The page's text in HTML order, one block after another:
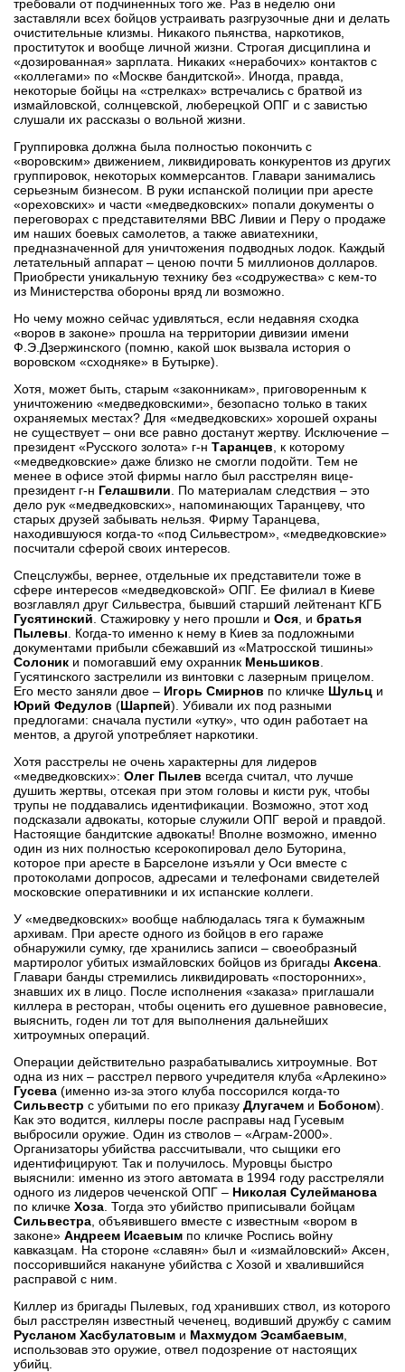
требовали от подчиненных того же. Раз в неделю они
заставляли всех бойцов устраивать разгрузочные дни и делать
очистительные клизмы. Никакого пьянства, наркотиков,
проституток и вообще личной жизни. Строгая дисциплина и
«дозированная» зарплата. Никаких «нерабочих» контактов с
«коллегами» по «Москве бандитской». Иногда, правда,
некоторые бойцы на «стрелках» встречались с братвой из
измайловской, солнцевской, люберецкой ОПГ и с завистью
слушали их рассказы о вольной жизни.
Группировка должна была полностью покончить с
«воровским» движением, ликвидировать конкурентов из других
группировок, некоторых коммерсантов. Главари занимались
серьезным бизнесом. В руки испанской полиции при аресте
«ореховских» и части «медведковских» попали документы о
переговорах с представителями ВВС Ливии и Перу о продаже
им наших боевых самолетов, а также авиатехники,
предназначенной для уничтожения подводных лодок. Каждый
летательный аппарат – ценою почти 5 миллионов долларов.
Приобрести уникальную технику без «содружества» с кем-то
из Министерства обороны вряд ли возможно.
Но чему можно сейчас удивляться, если недавняя сходка
«воров в законе» прошла на территории дивизии имени
Ф.Э.Дзержинского (помню, какой шок вызвала история о
воровском «сходняке» в Бутырке).
Хотя, может быть, старым «законникам», приговоренным к
уничтожению «медведковскими», безопасно только в таких
охраняемых местах? Для «медведковских» хорошей охраны
не существует – они все равно достанут жертву. Исключение –
президент «Русского золота» г-н Таранцев , к которому
«медведковские» даже близко не смогли подойти. Тем не
менее в офисе этой фирмы нагло был расстрелян вице-
президент г-н Гелашвили . По материалам следствия – это
дело рук «медведковских», напоминающих Таранцеву, что
старых друзей забывать нельзя. Фирму Таранцева,
находившуюся когда-то «под Сильвестром», «медведковские»
посчитали сферой своих интересов.
Спецслужбы, вернее, отдельные их представители тоже в
сфере интересов «медведковской» ОПГ. Ее филиал в Киеве
возглавлял друг Сильвестра, бывший старший лейтенант КГБ
Гусятинский . Стажировку у него прошли и Ося , и братья
Пылевы . Когда-то именно к нему в Киев за подложными
документами прибыли сбежавший из «Матросской тишины»
Солоник и помогавший ему охранник Меньшиков
Гусятинского застрелили из винтовки с лазерным прицелом.
Его место заняли двое – Игорь Смирнов по кличке Шульц и
Юрий Федулов (Шарпей). Убивали их под разными
предлогами: сначала пустили «утку», что один работает на
ментов, а другой употребляет наркотики.
Хотя расстрелы не очень характерны для лидеров
«медведковских»: Олег Пылев всегда считал, что лучше
душить жертвы, отсекая при этом головы и кисти рук, чтобы
трупы не поддавались идентификации. Возможно, этот ход
подсказали адвокаты, которые служили ОПГ верой и правдой.
Настоящие бандитские адвокаты! Вполне возможно, именно
один из них полностью ксерокопировал дело Буторина,
которое при аресте в Барселоне изъяли у Оси вместе с
протоколами допросов, адресами и телефонами свидетелей
московские оперативники и их испанские коллеги.
У «медведковских» вообще наблюдалась тяга к бумажным
архивам. При аресте одного из бойцов в его гараже
обнаружили сумку, где хранились записи – своеобразный
мартиролог убитых измайловских бойцов из бригады Аксена
Главари банды стремились ликвидировать «посторонних»,
знавших их в лицо. После исполнения «заказа» приглашали
киллера в ресторан, чтобы оценить его душевное равновесие,
выяснить, годен ли тот для выполнения дальнейших
хитроумных операций.
Операции действительно разрабатывались хитроумные. Вот
одна из них – расстрел первого учредителя клуба «Арлекино»
Гусева (именно из-за этого клуба поссорился когда-то
Сильвестр с убитыми по его приказу Длугачем и Бобоном).
Как это водится, киллеры после расправы над Гусевым
выбросили оружие. Один из стволов – «Аграм-2000».
Организаторы убийства рассчитывали, что сыщики его
идентифицируют. Так и получилось. Муровцы быстро
выяснили: именно из этого автомата в 1994 году расстреляли
одного из лидеров чеченской ОПГ – Николая Сулейманова
по кличке Хоза . Тогда это убийство приписывали бойцам
Сильвестра , объявившего вместе с известным «вором в
законе» Андреем Исаевым по кличке Роспись войну
кавказцам. На стороне «славян» был и «измайловский» Аксен,
поссорившийся накануне убийства с Хозой и хвалившийся
расправой с ним.
Киллер из бригады Пылевых, год хранивших ствол, из которого
был расстрелян известный чеченец, водивший дружбу с самим
Русланом Хасбулатовым и Махмудом Эсамбаевым
использовав это оружие, отвел подозрение от настоящих
убийц.